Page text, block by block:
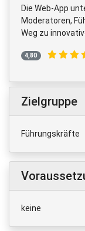
Die Web-App
Moderatoren,
Weg zu
4,80
Zielgruppe
Führungskräfte
keine